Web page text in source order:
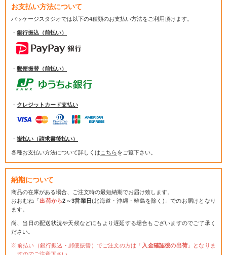
お支払い方法について
パッケージスタジオでは以下の4種類のお支払い方法をご利用頂けます。
・ 銀行振込（前払い）
・ 郵便振替（前払い）
・ クレジットカード支払い
・ 掛払い（請求書後払い）
各種お支払い方法について詳しくは こちらをご覧下さい。
納期について
商品の在庫がある場合、ご注文時の最短納期でお届け致します。
おおむね「出荷から2～3営業日(北海道・沖縄・離島を除く)」でのお届けとなり
ます。
尚、当日の配送状況や天候などにもより遅延する場合もございますのでご了承く
ださい。
前払い（銀行振込・郵便振替）でご注文の方は「 入金確認後の出荷 」となりま